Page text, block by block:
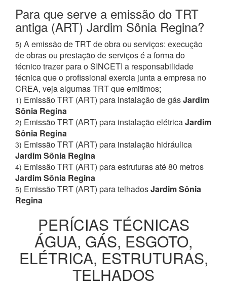
Para que serve a emissão do TRT
antiga (ART) Jardim Sônia Regina?
5) A emissão de TRT de obra ou serviços: execução
de obras ou prestação de serviços é a forma do
técnico trazer para o SINCETI a responsabilidade
técnica que o profissional exercia junta a empresa no
CREA, veja algumas TRT que emitimos;
1) Emissão TRT (ART) para instalação de gásJardim
Sônia Regina
2) Emissão TRT (ART) para instalação elétricaJardim
Sônia Regina
3) Emissão TRT (ART) para instalação hidráulica
Jardim Sônia Regina
4) Emissão TRT (ART) para estruturas até 80 metros
Jardim Sônia Regina
5) Emissão TRT (ART) para telhadosJardim Sônia
Regina
PERÍCIAS TÉCNICAS
ÁGUA, GÁS, ESGOTO,
ELÉTRICA, ESTRUTURAS,
TELHADOS